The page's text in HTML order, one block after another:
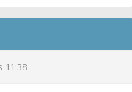
11:38